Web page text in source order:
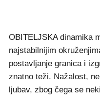
OBITELJSKA dinamika
najstabilnijim
postavljanje granica i
znatno teži. Nažalost,
ljubav, zbog čega se